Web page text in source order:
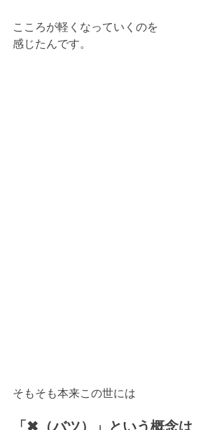
こころが軽くなっていくのを
感じたんです。
そもそも本来この世には
「✖（バツ）」という概念は